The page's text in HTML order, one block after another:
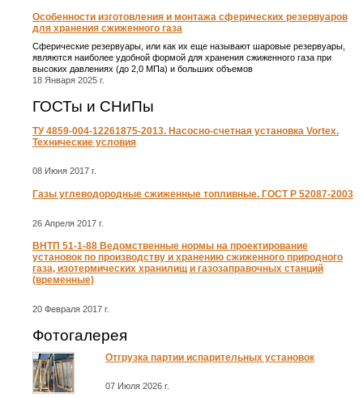
Особенности изготовления и монтажа сферических резервуаров
для хранения сжиженного газа
Сферические резервуары, или как их еще называют шаровые резервуары,
являются наиболее удобной формой для хранения сжиженного газа при
высоких давлениях (до 2,0 МПа) и больших объемов
18 Января 2025 г.
ГОСТы и СНиПы
ТУ 4859-004-12261875-2013. Насосно-счетная установка Vortex.
Технические условия
08 Июня 2017 г.
Газы углеводородные сжиженные топливные. ГОСТ Р 52087-2003
26 Апреля 2017 г.
ВНТП 51-1-88 Ведомственные нормы на проектирование
установок по производству и хранению сжиженного природного
газа, изотермических хранилищ и газозаправочных станций
(временные)
20 Февраля 2017 г.
Фотогалерея
Отгрузка партии испарительных установок
07 Июля 2026 г.